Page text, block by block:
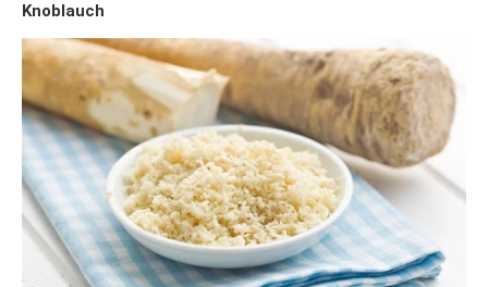
Knoblauch